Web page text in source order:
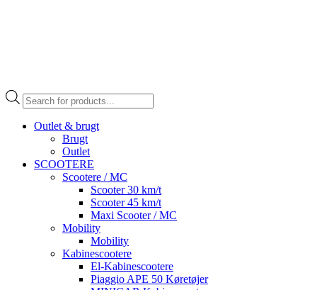
Products
search
Outlet & brugt
Brugt
Outlet
SCOOTERE
Scootere / MC
Scooter 30 km/t
Scooter 45 km/t
Maxi Scooter / MC
Mobility
Mobility
Kabinescootere
El-Kabinescootere
Piaggio APE 50 Køretøjer